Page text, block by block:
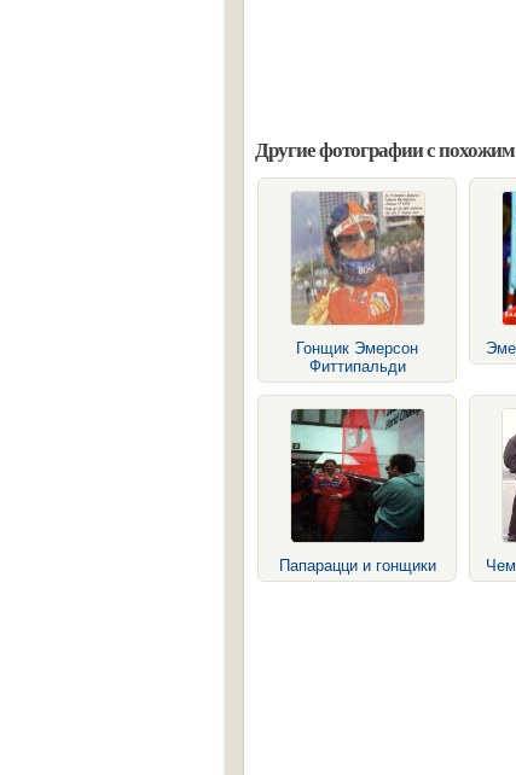
Другие фотографии с
Гонщик Эмерсон
Фиттипальди
Папарацци и гонщики